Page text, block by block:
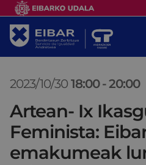
2023/10/30 18:00 -20:00
Artean- Ix
Feminista:
emakumeak